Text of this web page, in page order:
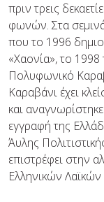
πριν τρεις
φωνών. Στα
που το 1996
«Χαονία», το 1998
Πολυφωνικό
Καραβάνι έχει
και
εγγραφή της
Άυλης
επιστρέφει στην
Ελληνικών